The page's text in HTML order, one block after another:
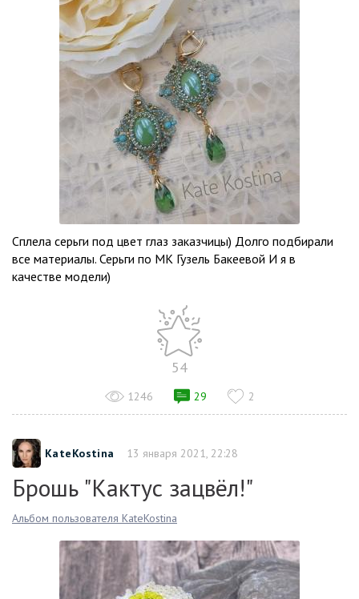
Сплела серьги под цвет глаз заказчицы) Долго подбирали
все материалы. Серьги по МК Гузель Бакеевой И я в
качестве модели)
54
1246 29 2
KateKostina 13 января 2021, 22:28
Брошь "Кактус зацвёл!"
Альбом пользователя KateKostina